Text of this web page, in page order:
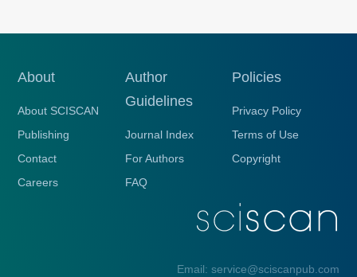
About
About SCISCAN
Publishing
Contact
Careers
Author
Guidelines
Journal Index
For Authors
FAQ
Policies
Privacy Policy
Terms of Use
Copyright
Email: service@sciscanpub.com